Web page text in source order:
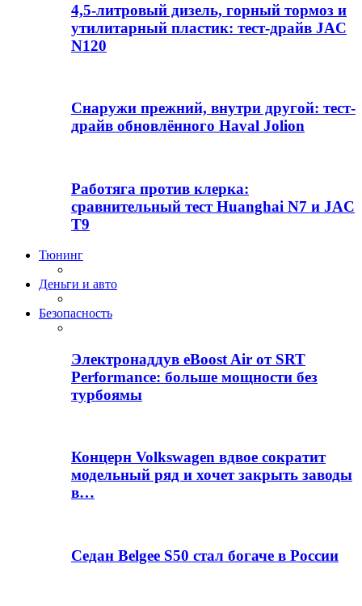
4,5-литровый дизель, горный тормоз и
утилитарный пластик: тест-драйв JAC
N120
Снаружи прежний, внутри другой: тест-
драйв обновлённого Haval Jolion
Работяга против клерка:
сравнительный тест Huanghai N7 и JAC
T9
Тюнинг
Деньги и авто
Безопасность
Электронаддув eBoost Air от SRT
Performance: больше мощности без
турбоямы
Концерн Volkswagen вдвое сократит
модельный ряд и хочет закрыть заводы
в…
Седан Belgee S50 стал богаче в России